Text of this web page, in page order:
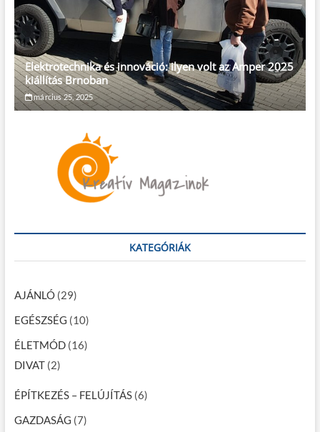
Elektrotechnika és innováció: ilyen volt az Amper 2025
kiállítás Brnoban
március 25, 2025
KATEGÓRIÁK
AJÁNLÓ(29)
EGÉSZSÉG (10)
ÉLETMÓD(16)
DIVAT(2)
ÉPÍTKEZÉS – FELÚJÍTÁS(6)
GAZDASÁG (7)